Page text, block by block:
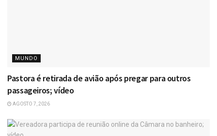
MUNDO
Pastora é retirada de avião após pregar para outros
passageiros; vídeo
AGOSTO 7, 2026